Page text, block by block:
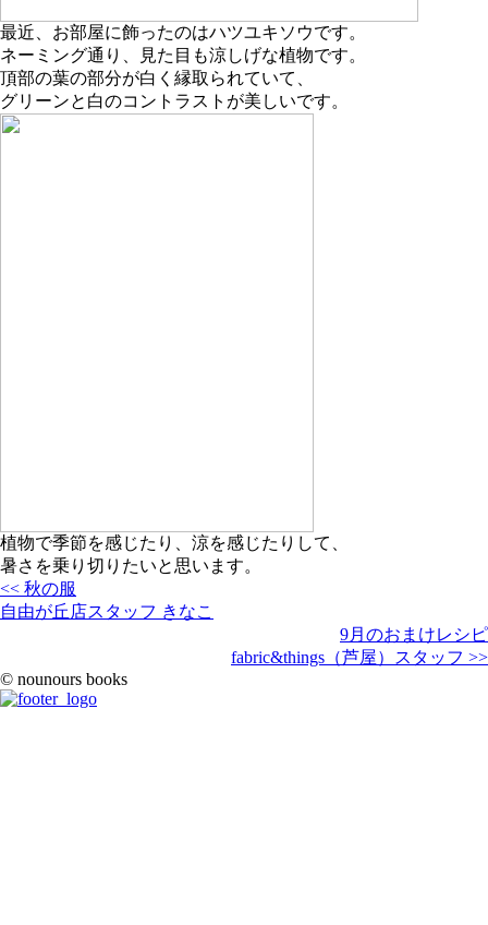
最近、お部屋に飾ったのはハツユキソウです。
ネーミング通り、見た目も涼しげな植物です。
頂部の葉の部分が白く縁取られていて、
グリーンと白のコントラストが美しいです。
植物で季節を感じたり、涼を感じたりして、
暑さを乗り切りたいと思います。
<< 秋の服
自由が丘店スタッフ きなこ
9月のおまけレシピ
fabric&things（芦屋）スタッフ >>
© nounours books